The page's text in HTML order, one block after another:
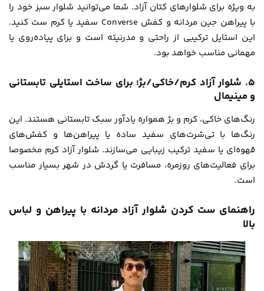
به ویژه برای شلوارهای کتان آزاد. شما می‌توانید شلوار سبز خود را
با پیراهن جین مردانه و کفش Converse سفید یا کرم ست کنید.
این استایل ترکیبی از راحتی و مدرنیته است و برای پیاده‌روی یا
مهمانی مناسب خواهد بود.
۵. شلوار آزاد کرم/خاکی/بژ؛ برای ساخت استایلی تابستانی
و مینیمال
رنگ‌های خاکی، کرم و بژ همواره یادآور سبک تابستانی هستند. این
رنگ‌ها با تی‌شرت‌های سفید ساده یا پیراهن‌ها و کفش‌های
قهوه‌ای یا سفید ترکیب زیبایی می‌سازند. شلوار آزاد کرم مخصوصا
برای فعالیت‌های روزمره، مسافرت یا گردش در شهر بسیار مناسب
است.
راهنمای ست کردن شلوار آزاد مردانه با پیراهن و لباس
بالا